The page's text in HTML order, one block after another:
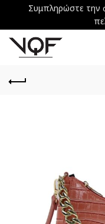
Συμπληρώστε την